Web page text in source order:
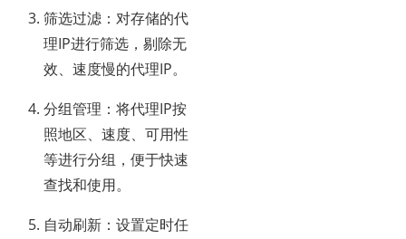
筛选过滤：对存储的代
理IP进行筛选，剔除无
效、速度慢的代理IP。
分组管理：将代理IP按
照地区、速度、可用性
等进行分组，便于快速
查找和使用。
自动刷新：设置定时任